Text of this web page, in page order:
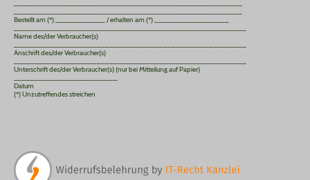
Bestellt am (*) ____________ / erhalten am (*) __________________
Name des/der Verbraucher(s)
Anschrift des/der Verbraucher(s)
Unterschrift des/der Verbraucher(s) (nur bei Mitteilung auf Papier)
Datum
(*) Unzutreffendes streichen